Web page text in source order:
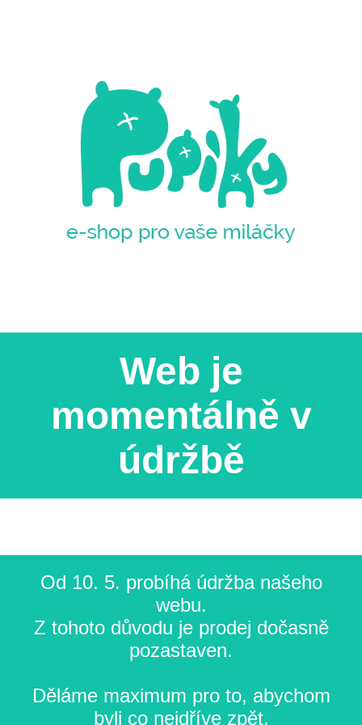
Web je
momentálně v
údržbě
Od 10. 5. probíhá údržba našeho
webu.
Z tohoto důvodu je prodej dočasně
pozastaven.
Děláme maximum pro to, abychom
byli co nejdříve zpět.